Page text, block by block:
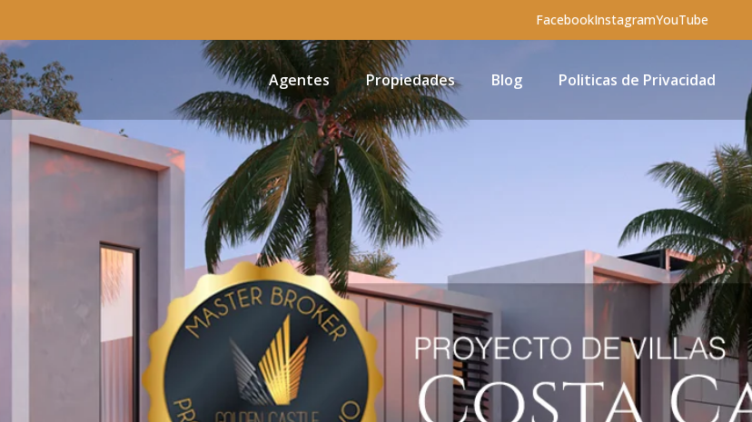
FacebookInstagramYouTube
Agentes Propiedades Blog Politicas de Privacidad